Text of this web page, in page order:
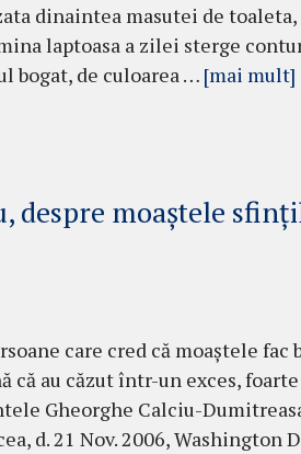
dinaintea masutei de toaleta,
laptoasa a zilei sterge
bogat, de culoarea … [mai mult]
despre moaștele
care cred că moaștele fac
că au căzut într-un exces,
Gheorghe Calciu-
d. 21 Nov. 2006, Washington